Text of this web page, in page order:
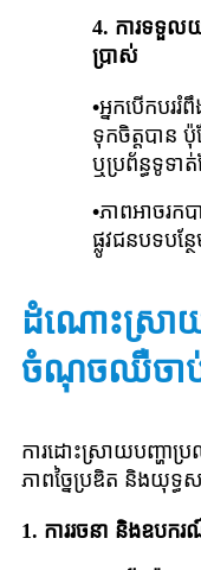
4. ការទទួល
ប្រាស់
•អ្នកបើកបរ
ទុកចិត្តបាន ប៉ុ
ឬប្រព័ន្ធទូទាត់
•ភាពអាចរក
ផ្លូវជនបទបន្ថ
ដំណោះស្រា
ចំណុចឈឺចា
ការដោះស្រាយបញ្ហាប្
ភាពច្នៃប្រឌិត និងយុទ្ធស
1. ការរចនា និងឧបក